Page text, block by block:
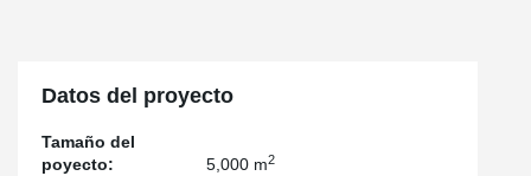
Datos del proyecto
Tamaño del
poyecto:
5,000 m2